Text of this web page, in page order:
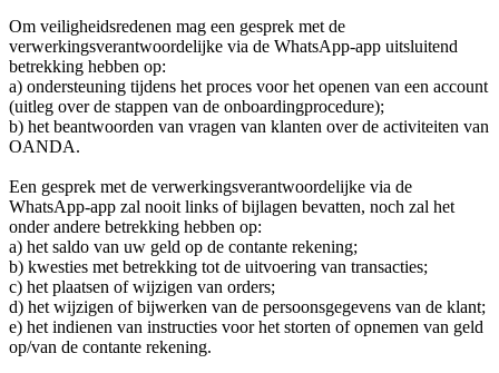
Om veiligheidsredenen mag een gesprek met de
verwerkingsverantwoordelijke via de WhatsApp-app uitsluitend
betrekking hebben op:
a) ondersteuning tijdens het proces voor het openen van een account
(uitleg over de stappen van de onboardingprocedure);
b) het beantwoorden van vragen van klanten over de activiteiten van
OANDA.
Een gesprek met de verwerkingsverantwoordelijke via de
WhatsApp-app zal nooit links of bijlagen bevatten, noch zal het
onder andere betrekking hebben op:
a) het saldo van uw geld op de contante rekening;
b) kwesties met betrekking tot de uitvoering van transacties;
c) het plaatsen of wijzigen van orders;
d) het wijzigen of bijwerken van de persoonsgegevens van de klant;
e) het indienen van instructies voor het storten of opnemen van geld
op/van de contante rekening.